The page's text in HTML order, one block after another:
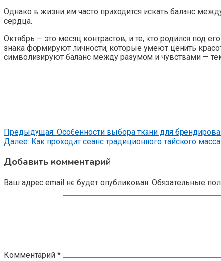
Однако в жизни им часто приходится искать баланс
сердца.
Октябрь — это месяц контрастов, и те, кто родился под
знака формируют личности, которые умеют ценить
символизируют баланс между разумом и чувствами —
Навигация
по
записям
Предыдущая: Особенности выбора ткани для
Далее: Как проходит сеанс традиционного тайского
Добавить комментарий
Ваш адрес email не будет опубликован. Обязательные
Комментарий *